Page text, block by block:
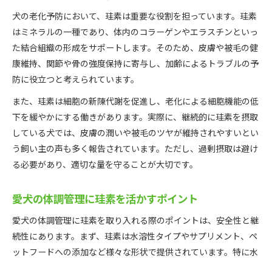
犬の老化予防において、珪素は重要な役割を担っています。珪素
はミネラルの一種であり、体内のコラーゲンやエラスチンといっ
た結合組織の形成をサポートします。そのため、皮膚や被毛の健
康維持、関節や骨の強度保持に寄与し、加齢によるトラブルの予
防に役立つと考えられています。
また、珪素は細胞の新陳代謝を促進し、老化による細胞機能の低
下を緩やかにする働きがあります。実際に、継続的に珪素を摂取
している犬では、皮膚の潤いや被毛のツヤが維持されやすいとい
う飼い主の声も多く報告されています。ただし、過剰摂取は避け
る必要があり、適切な量を守ることが大切です。
愛犬の体調管理に珪素を活かすポイント
愛犬の体調管理に珪素を取り入れる際のポイントは、安全性と継
続性にあります。まず、珪素は水溶性タイプやサプリメント、ペ
ットフードへの添加など様々な形状で提供されています。特に水